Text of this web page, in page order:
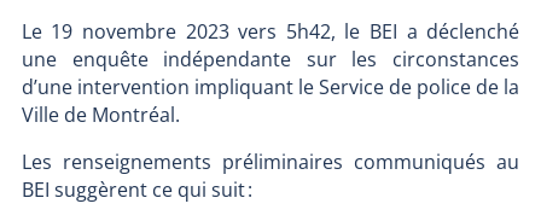
Le 19 novembre 2023 vers 5h42, le BEI a déclenché
une enquête indépendante sur les circonstances
d’une intervention impliquant le Service de police de la
Ville de Montréal.
Les renseignements préliminaires communiqués au
BEI suggèrent ce qui suit :